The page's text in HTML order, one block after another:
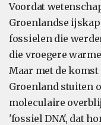
Voordat
Groenlandse
fossielen die
die vroegere
Maar met de
Groenland stuiten
moleculaire
'fossiel DNA', dat